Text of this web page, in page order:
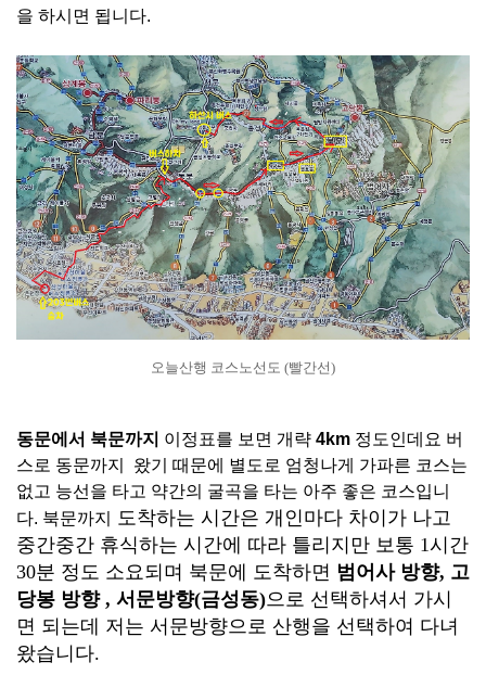
을 하시면 됩니다.
오늘산행 코스노선도 (빨간선)
동문에서 북문까지 이정표를 보면 개략 4km 정도인데요 버
스로 동문까지 왔기 때문에 별도로 엄청나게 가파른 코스는
없고 능선을 타고 약간의 굴곡을 타는 아주 좋은 코스입니
다. 북문까지
도착하는 시간은 개인마다 차이가 나고
중간중간 휴식하는 시간에 따라 틀리지만 보통 1시간
30분 정도 소요되며 북문에 도착하면 범어사 방향, 고
당봉 방향 , 서문방향(금성동)으로 선택하셔서 가시
면 되는데 저는 서문방향으로 산행을 선택하여 다녀
왔습니다.